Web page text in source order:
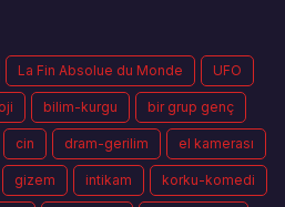
La Fin Absolue du Monde UFO
bilim-kurgu bir grup genç
cin dram-gerilim el kamerası
gizem intikam korku-komedi